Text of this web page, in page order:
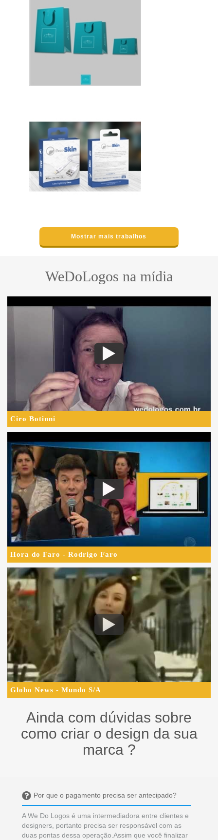
Mostrar mais trabalhos
WeDoLogos na mídia
Ciro Botinni
Hora do Faro - Rodrigo Faro
Globo News - Mundo S/A
Ainda com dúvidas sobre
como criar o design da sua
marca ?
Por que o pagamento precisa ser antecipado?
A We Do Logos é uma intermediadora entre clientes e
designers, portanto precisa ser responsável com as
duas pontas dessa operação.Assim que você finalizar